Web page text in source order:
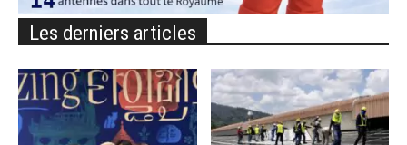
Les derniers articles